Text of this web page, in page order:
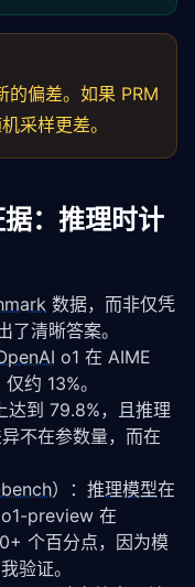
的偏差。如果 PRM
采样更差。
：推理时计
数据，而非仅凭
清晰答案。
o1 在 AIME
约 13%。
不在参数量，而在
）： 推理模型在
preview 在
个百分点，因为模
验证。